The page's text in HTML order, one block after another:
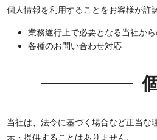
個人情報を利用することをお客様が許
業務遂行上で必要となる当社か
各種のお問い合わせ対応
当社は、法令に基づく場合など正当な
示・提供することはありません。